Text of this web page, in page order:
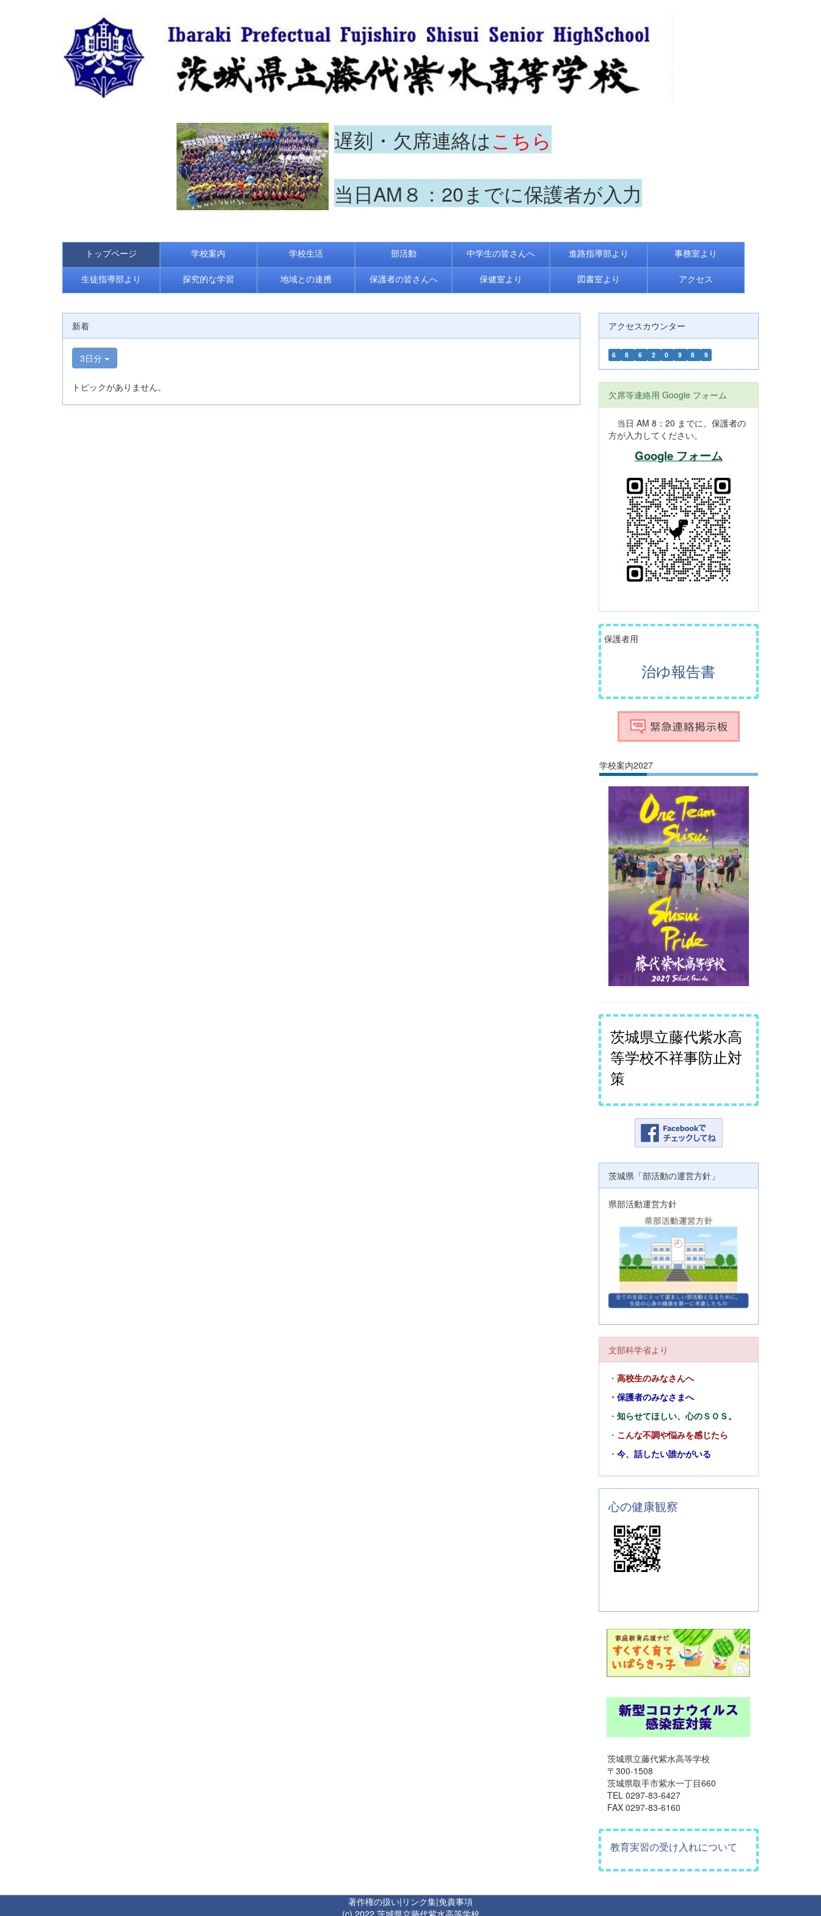
遅刻・欠席連絡はこちら
当日AM８：20までに保護者が入力
トップページ 学校案内 学校生活 部活動 中学生の皆さんへ 進路指導部より 事務室より
生徒指導部より 探究的な学習 地域との連携 保護者の皆さんへ 保健室より 図書室より アクセス
新着
3日分
トピックがありません。
アクセスカウンター
6 8 6 2 0 9 8 9
欠席等連絡用 Google フォーム
当日 AM 8：20 までに、保護者の
方が入力してください。
Google フォーム
保護者用
治ゆ報告書
学校案内2027
茨城県立藤代紫水高
等学校不祥事防止対
策
茨城県「部活動の運営方針」
県部活動運営方針
文部科学省より
・ 高校生のみなさんへ
・ 保護者のみなさまへ
・ 知らせてほしい、心のＳＯＳ。
・ こんな不調や悩みを感じたら
・ 今、話したい誰かがいる
心の健康観察
茨城県立藤代紫水高等学校
〒300-1508
茨城県取手市紫水一丁目660
TEL 0297-83-6427
FAX 0297-83-6160
教育実習の受け入れについて
著作権の扱い| リンク集|免責事項